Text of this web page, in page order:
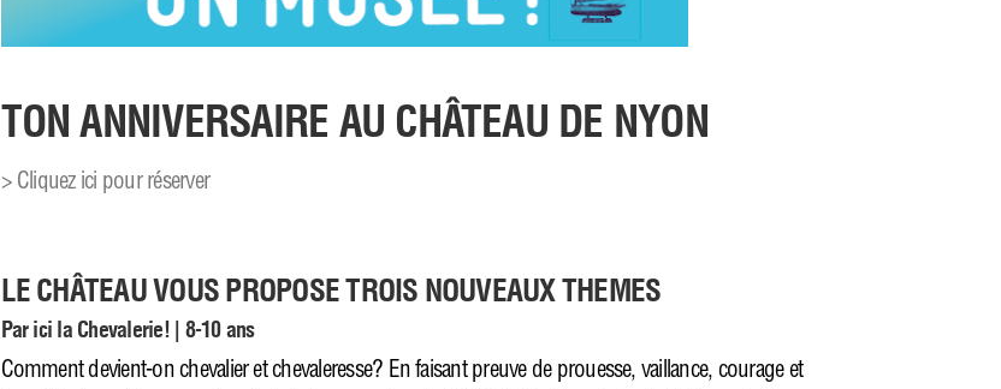
TON ANNIVERSAIRE AU CHÂTEAU DE NYON
> Cliquez ici pour réserver
LE CHÂTEAU VOUS PROPOSE TROIS NOUVEAUX THEMES
Par ici la Chevalerie! | 8-10 ans
Comment devient-on chevalier et chevaleresse? En faisant preuve de prouesse, vaillance, courage et